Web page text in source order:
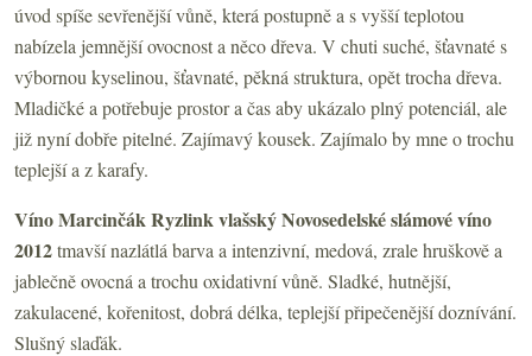
úvod spíše sevřenější vůně, která postupně a s vyšší teplotou
nabízela jemnější ovocnost a něco dřeva. V chuti suché, šťavnaté s
výbornou kyselinou, šťavnaté, pěkná struktura, opět trocha dřeva.
Mladičké a potřebuje prostor a čas aby ukázalo plný potenciál, ale
již nyní dobře pitelné. Zajímavý kousek. Zajímalo by mne o trochu
teplejší a z karafy.
Víno Marcinčák Ryzlink vlašský Novosedelské slámové víno
2012tmavší nazlátlá barva a intenzivní, medová, zrale hruškově a
jablečně ovocná a trochu oxidativní vůně. Sladké, hutnější,
zakulacené, kořenitost, dobrá délka, teplejší připečenější doznívání.
Slušný slaďák.